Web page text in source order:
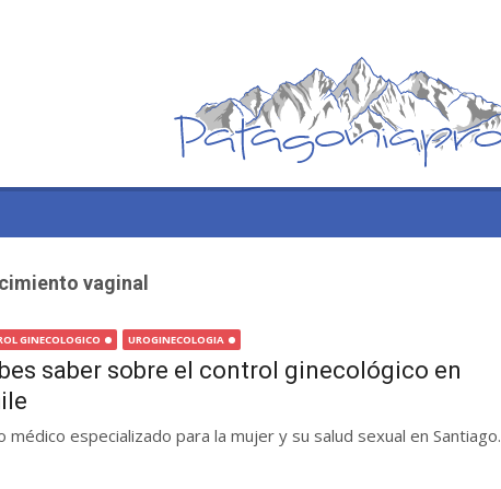
vaginal
GINECOLOGICO UROGINECOLOGIA
saber sobre el control ginecológico en
médico especializado para la mujer y su salud sexual en Santiago.